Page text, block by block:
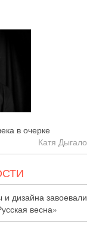
в очерке
Катя Дыгало
дизайна завоевали
весна»